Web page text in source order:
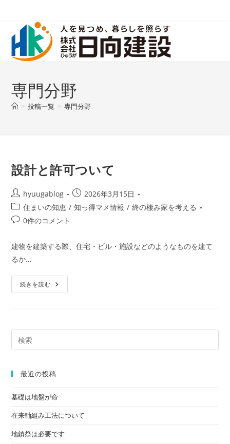
専門分野
> 投稿一覧 > 専門分野
設計と許可ついて
投
稿
者:
hyuugablog
投
稿
2026年3月15日
投
稿
ゴ
リ
住まいの知恵 / 知っ得マメ情報 / 終の棲み家を考える
投
コ
メ
ン
ト:
0件のコメント
建物を建築する際、住宅・ビル・施設などのようなものを建て
るか…
続きを読む 設
計
い
最近の投稿
基礎は地盤が命
在来軸組み工法について
地鎮祭は必要です